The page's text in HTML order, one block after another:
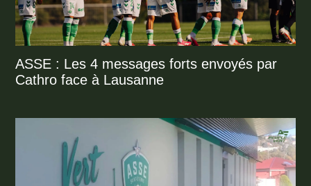
ASSE : Les 4 messages forts envoyés par
Cathro face à Lausanne